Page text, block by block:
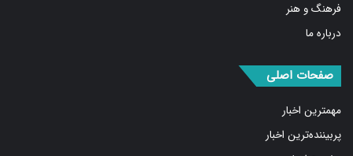
درباره ما
مهمترین اخبار
پربیننده‌ترین اخبار
مشروح اخبار